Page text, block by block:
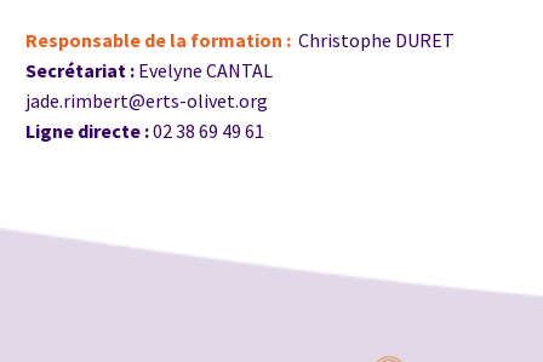
Responsable de la formation : Christophe DURET
Secrétariat : Evelyne CANTAL
jade.rimbert@erts-olivet.org
Ligne directe :02 38 69 49 61